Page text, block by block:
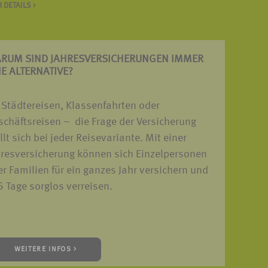
DETAILS >
SIND JAHRES­VERSICHERUNGEN IMMER
ALTERNATIVE?
Städtereisen, Klassenfahrten oder
– die Frage der Versicherung
sich bei jeder Reisevariante. Mit einer
können sich Einzelpersonen
Familien für ein ganzes Jahr versichern und
Tage sorglos verreisen.
WEITERE INFOS >